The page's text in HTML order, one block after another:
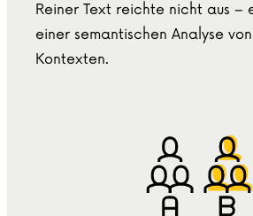
Reiner Text reichte nicht aus –
einer semantischen Analyse
Kontexten.